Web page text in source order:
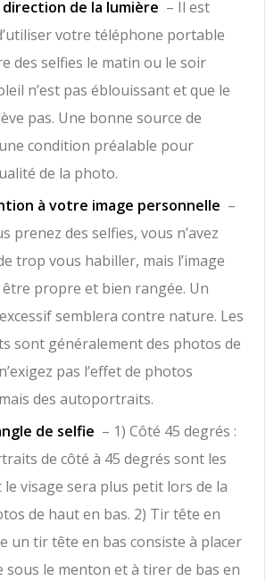
de la lumière – Il est
votre téléphone portable
des selfies le matin ou le soir
n’est pas éblouissant et que le
pas. Une bonne source de
condition préalable pour
de la photo.
à votre image personnelle –
prenez des selfies, vous n’avez
trop vous habiller, mais l’image
propre et bien rangée. Un
semblera contre nature. Les
sont généralement des photos de
pas l’effet de photos
des autoportraits.
de selfie – 1) Côté 45 degrés :
de côté à 45 degrés sont les
le visage sera plus petit lors de la
de haut en bas. 2) Tir tête en
un tir tête en bas consiste à placer
sous le menton et à tirer de bas en